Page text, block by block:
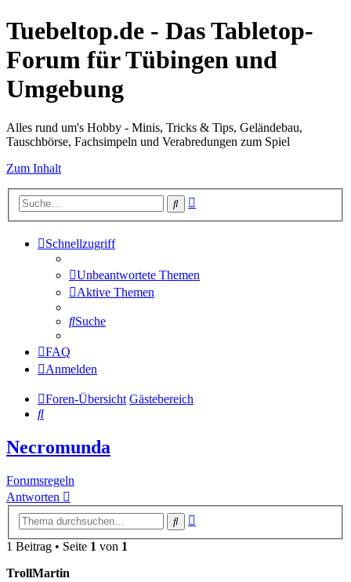
Tuebeltop.de - Das Tabletop-
Forum für Tübingen und
Umgebung
Alles rund um's Hobby - Minis, Tricks & Tips, Geländebau,
Tauschbörse, Fachsimpeln und Verabredungen zum Spiel
Zum Inhalt
Suche
Schnellzugriff
Unbeantwortete Themen
Aktive Themen
Suche
FAQ
Anmelden
Foren-Übersicht Gästebereich
Suche
Necromunda
Forumsregeln
Antworten
Suche
1 Beitrag • Seite 1 von 1
TrollMartin